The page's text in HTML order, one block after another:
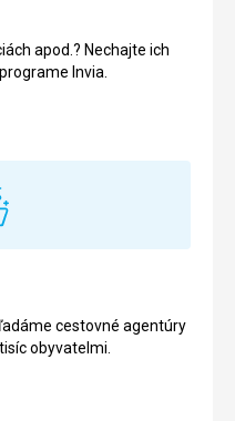
apod.? Nechajte ich
Invia.
cestovné agentúry
obyvatelmi.